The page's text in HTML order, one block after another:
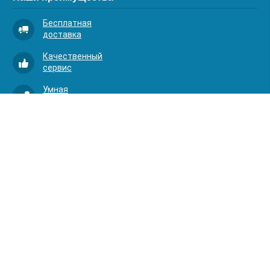
Бесплатная
доставка
Качественный
сервис
Умная